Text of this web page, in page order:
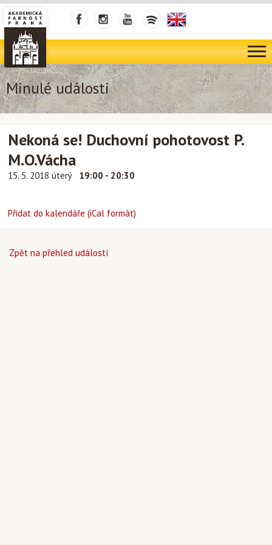
Minulé události
Nekoná se! Duchovní pohotovost P.
M.O.Vácha
15. 5. 2018 úterý 19:00 - 20:30
Přidat do kalendáře (iCal formát)
Zpět na přehled událostí